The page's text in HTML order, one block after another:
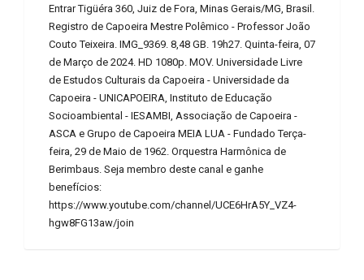
Entrar Tigüéra 360, Juiz de Fora, Minas Gerais/MG, Brasil.
Registro de Capoeira Mestre Polêmico - Professor João
Couto Teixeira. IMG_9369. 8,48 GB. 19h27. Quinta-feira, 07
de Março de 2024. HD 1080p. MOV. Universidade Livre
de Estudos Culturais da Capoeira - Universidade da
Capoeira - UNICAPOEIRA, Instituto de Educação
Socioambiental - IESAMBI, Associação de Capoeira -
ASCA e Grupo de Capoeira MEIA LUA - Fundado Terça-
feira, 29 de Maio de 1962. Orquestra Harmônica de
Berimbaus. Seja membro deste canal e ganhe
benefícios:
https://www.youtube.com/channel/UCE6HrA5Y_VZ4-
hgw8FG13aw/join